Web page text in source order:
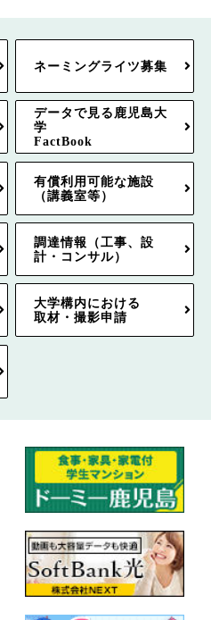
ネーミングライツ募集
データで見る鹿児島大
学
FactBook
有償利用可能な施設
（講義室等）
調達情報（工事、設
計・コンサル）
大学構内における
取材・撮影申請